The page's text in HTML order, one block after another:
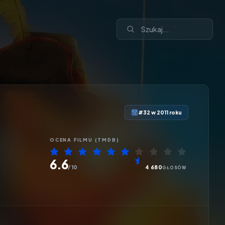
#32 w 2011 roku
OCENA FILMU (TMDB)
6.6/ 10 4 680 GŁOSÓW